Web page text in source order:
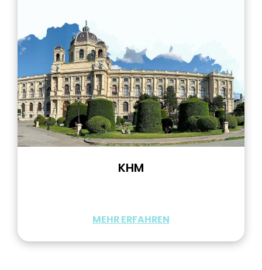
KHM
MEHR ERFAHREN